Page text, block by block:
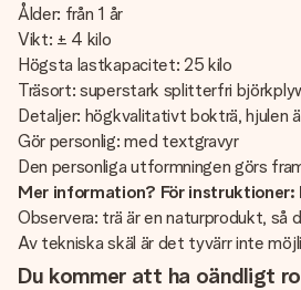
Ålder: från 1 år
Vikt: ± 4 kilo
Högsta lastkapacitet: 25 kilo
Träsort: superstark splitterfri
Detaljer: högkvalitativt bokträ, hjulen
Gör personlig: med textgravyr
Den personliga utformningen görs
Mer information? För instruktioner:
Observera: trä är en naturprodukt, så
Av tekniska skäl är det tyvärr inte
Du kommer att ha oändligt